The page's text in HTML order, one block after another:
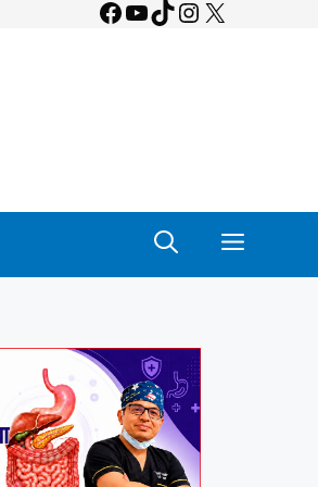
Facebook
YouTube
TikTok
Instagram
X